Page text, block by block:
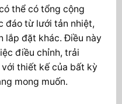
thể có tổng cộng
đáo từ lưới tản nhiệt,
lắp đặt khác. Điều này
điều chỉnh, trải
thiết kế của bất kỳ
mong muốn.